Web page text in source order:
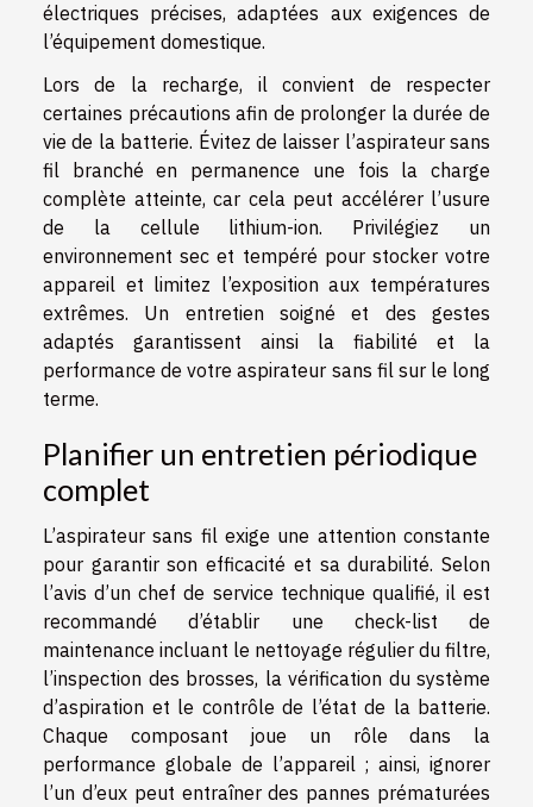
électriques précises, adaptées aux exigences de
l’équipement domestique.
Lors de la recharge, il convient de respecter
certaines précautions afin de prolonger la durée de
vie de la batterie. Évitez de laisser l’aspirateur sans
fil branché en permanence une fois la charge
complète atteinte, car cela peut accélérer l’usure
de la cellule lithium-ion. Privilégiez un
environnement sec et tempéré pour stocker votre
appareil et limitez l’exposition aux températures
extrêmes. Un entretien soigné et des gestes
adaptés garantissent ainsi la fiabilité et la
performance de votre aspirateur sans fil sur le long
terme.
Planifier un entretien périodique
complet
L’aspirateur sans fil exige une attention constante
pour garantir son efficacité et sa durabilité. Selon
l’avis d’un chef de service technique qualifié, il est
recommandé d’établir une check-list de
maintenance incluant le nettoyage régulier du filtre,
l’inspection des brosses, la vérification du système
d’aspiration et le contrôle de l’état de la batterie.
Chaque composant joue un rôle dans la
performance globale de l’appareil ; ainsi, ignorer
l’un d’eux peut entraîner des pannes prématurées